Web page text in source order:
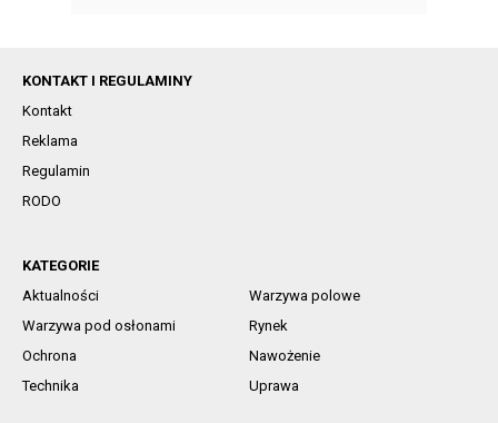
KONTAKT I REGULAMINY
Kontakt
Reklama
Regulamin
RODO
KATEGORIE
Aktualności
Warzywa polowe
Warzywa pod osłonami
Rynek
Ochrona
Nawożenie
Technika
Uprawa